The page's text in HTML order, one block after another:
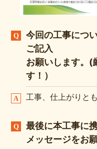
今回の工事につ
ご記入
お願いします。(
す！）
工事、仕上がりと
最後に本工事に
メッセージをお